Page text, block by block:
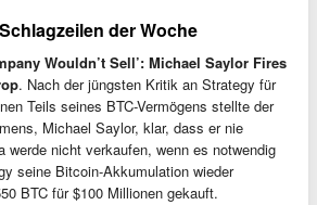
der Woche
Wouldn’t Sell’: Michael Saylor Fires
. Nach der jüngsten Kritik an Strategy für
Teils seines BTC-Vermögens stellte der
Michael Saylor, klar, dass er nie
werde nicht verkaufen, wenn es notwendig
seine Bitcoin-Akkumulation wieder
BTC für $100 Millionen gekauft.